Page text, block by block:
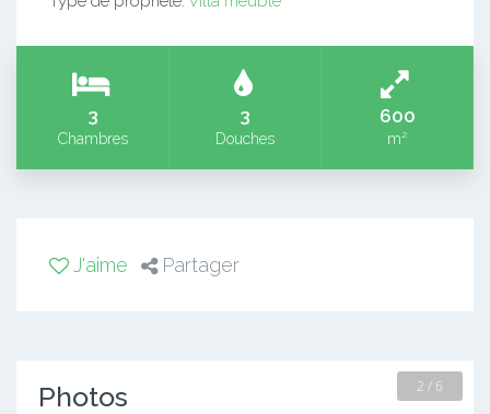
3
Chambres
3
Douches
600
m²
J'aime Partager
Photos 2 / 6